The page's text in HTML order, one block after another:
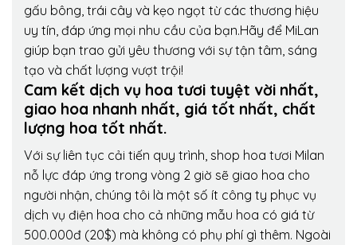
gấu bông, trái cây và kẹo ngọt từ các thương hiệu
uy tín, đáp ứng mọi nhu cầu của bạn.Hãy để MiLan
giúp bạn trao gửi yêu thương với sự tận tâm, sáng
tạo và chất lượng vượt trội!
Cam kết dịch vụ hoa tươi tuyệt vời nhất,
giao hoa nhanh nhất, giá tốt nhất, chất
lượng hoa tốt nhất.
Với sự liên tục cải tiến quy trình, shop hoa tươi Milan
nỗ lực đáp ứng trong vòng 2 giờ sẽ giao hoa cho
người nhận, chúng tôi là một số ít công ty phục vụ
dịch vụ điện hoa cho cả những mẫu hoa có giá từ
500.000đ (20$) mà không có phụ phí gì thêm. Ngoài